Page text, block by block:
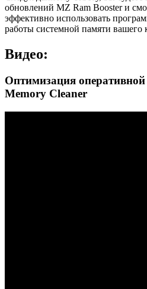
обновлений MZ Ram Booster и
эффективно использовать
работы системной памяти вашего
Видео:
Оптимизация
Memory Cleaner